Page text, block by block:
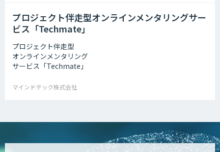
プロジェクト伴走型オンラインメンタリングサー
ビス「Techmate」
プロジェクト伴走型
オンラインメンタリング
サービス「Techmate」
マインドテック株式会社